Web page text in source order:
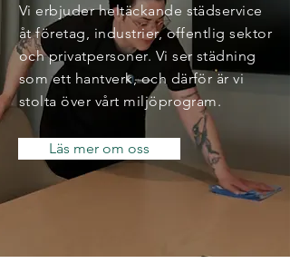
Vi erbjuder heltäckande städservice
åt företag, industrier, offentlig sektor
och privatpersoner. Vi ser städning
som ett hantverk,och därför är vi
stolta över vårt miljöprogram.
Läs mer om oss